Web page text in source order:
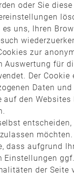
19:39
die Zeit der
Feuerwehr
Die feiert dieses
Jubiläum.
oder Sie
uns, Ihren
zur
Auswertung für
Der Cookie
Daten
auf den Websites
entscheiden,
dass aufgrund
Einstellungen
der Seite